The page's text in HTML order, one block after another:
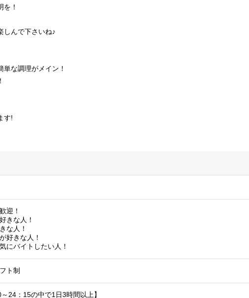
を！
しんで下さいね♪
な調理がメイン！
す!
迎！
きな人！
な人！
好きな人！
にバイトしたい人！
ト制
～24：15の中で1日3時間以上】